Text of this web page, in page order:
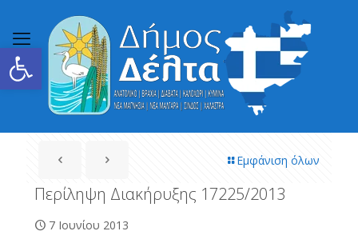
Ανοίξτε τη γραμμή εργαλείων
Εμφάνιση όλων
Περίληψη Διακήρυξης 17225/2013
7 Ιουνίου 2013